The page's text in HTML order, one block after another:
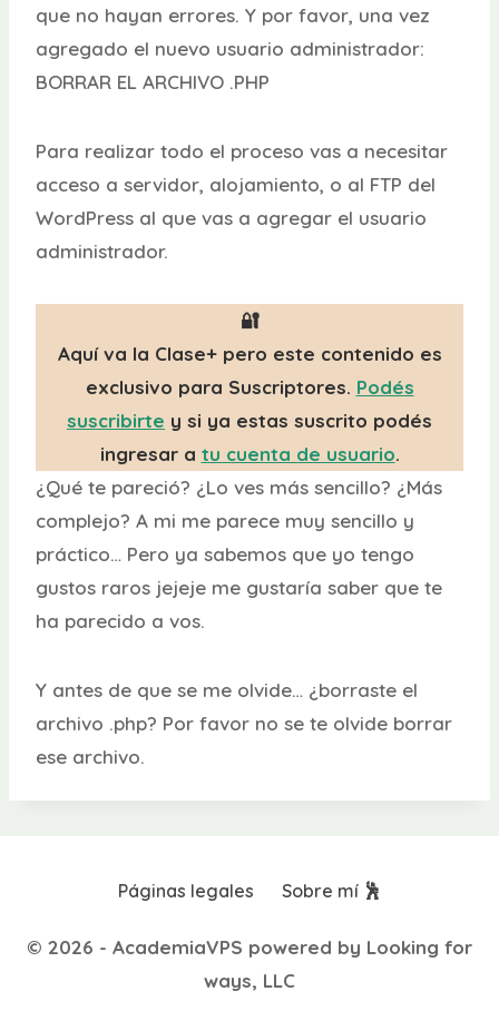
que no hayan errores. Y por favor, una vez
agregado el nuevo usuario administrador:
BORRAR EL ARCHIVO .PHP
Para realizar todo el proceso vas a necesitar
acceso a servidor, alojamiento, o al FTP del
WordPress al que vas a agregar el usuario
administrador.
🔐
Aquí va la Clase+ pero este contenido es
exclusivo para Suscriptores. Podés
suscribirte y si ya estas suscrito podés
ingresar a tu cuenta de usuario.
¿Qué te pareció? ¿Lo ves más sencillo? ¿Más
complejo? A mi me parece muy sencillo y
práctico… Pero ya sabemos que yo tengo
gustos raros jejeje me gustaría saber que te
ha parecido a vos.
Y antes de que se me olvide… ¿borraste el
archivo .php? Por favor no se te olvide borrar
ese archivo.
Páginas legales Sobre mí 🕺
© 2026 - AcademiaVPS powered by Looking for
ways, LLC